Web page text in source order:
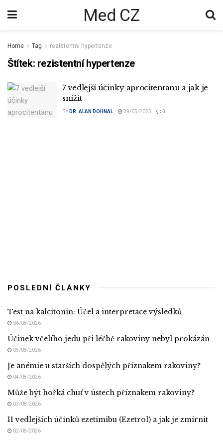
Med CZ
Home Tag rezistentní hypertenze
Štítek: rezistentní hypertenze
7 vedlejší účinky aprocitentanu a jak je
snížit
BY DR. ALAN DOHNAL 29/05/2025 0
POSLEDNÍ ČLÁNKY
Test na kalcitonin: Účel a interpretace výsledků
06/08/2026
Účinek včelího jedu při léčbě rakoviny nebyl prokázán
05/08/2026
Je anémie u starších dospělých příznakem rakoviny?
04/08/2026
Může být hořká chuť v ústech příznakem rakoviny?
03/08/2026
11 vedlejších účinků ezetimibu (Ezetrol) a jak je zmírnit
02/08/2026